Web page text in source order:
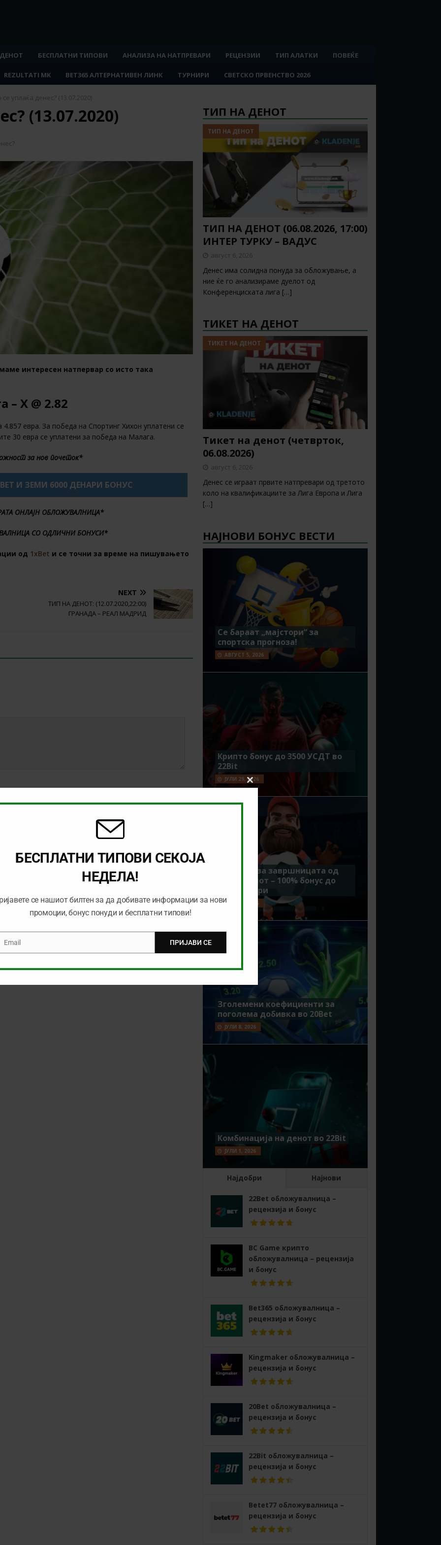
БЕСПЛАТНИ ТИПОВИ АНАЛИЗА НА НАТПРЕВАРИ РЕЦЕНЗИИ ТИП АЛАТКИ ПОВЕЌЕ
REZULTATI MK BET365 АЛТЕРНАТИВЕН ЛИНК ТУРНИРИ СВЕТСКО ПРВЕНСТВО 2026
уплаќа денес? (13.07.2020)
(13.07.2020)
интересен натпервар со исто така
– Х @ 2.82
евра. За победа на Спортинг Хихон уплатени се
30 евра се уплатени за победа на Малага.
за нов почеток*
И ЗЕМИ 6000 ДЕНАРИ БОНУС
ОНЛАЈН ОБЛОЖУВАЛНИЦА*
СО ОДЛИЧНИ БОНУСИ*
од 1xBet и се точни за време на пишувањето
NEXT
ТИП НА ДЕНОТ: (12.07.2020,22:00)
ГРАНАДА – РЕАЛ МАДРИД
ТИП НА ДЕНОТ
ТИП НА ДЕНОТ
ТИП НА ДЕНОТ (06.08.2026, 17:00)
ИНТЕР ТУРКУ – ВАДУС
август 6, 2026
Денес има солидна понуда за обложување, а
ние ќе го анализираме дуелот од
Конференциската лига […]
ТИКЕТ НА ДЕНОТ
ТИКЕТ НА ДЕНОТ
Тикет на денот (четврток,
06.08.2026)
август 6, 2026
Денес се играат првите натпревари од третото
коло на квалификациите за Лига Европа и Лига
[…]
НАЈНОВИ БОНУС ВЕСТИ
Се бараат „мајстори“ за
спортска прогноза!
АВГУСТ 5, 2026
Крипто бонус до 3500 УСДТ во
22Bit
ЈУЛИ 29, 2026
Идеално за завршницата од
Мундијалот – 100% бонус до
7500 денари
ЈУЛИ 15, 2026
Зголемени коефициенти за
поголема добивка во 20Bet
ЈУЛИ 8, 2026
Комбинација на денот во 22Bit
ЈУЛИ 1, 2026
Најдобри Најнови
22Bet обложувалница –
рецензија и бонус
BC Game крипто
обложувалница – рецензија
и бонус
Bet365 обложувалница –
рецензија и бонус
Kingmaker обложувалница –
рецензија и бонус
20Bet обложувалница –
рецензија и бонус
22Bit обложувалница –
рецензија и бонус
Betet77 обложувалница –
рецензија и бонус
Close
module
БЕСПЛАТНИ ТИПОВИ СЕКОЈА
НЕДЕЛА!
се нашиот билтен за да добивате информации за нови
промоции, бонус понуди и бесплатни типови!
Email ПРИЈАВИ СЕ